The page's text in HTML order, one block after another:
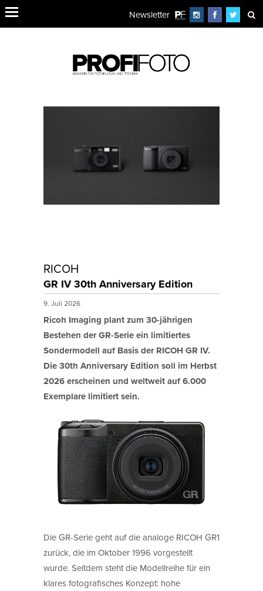
Newsletter
RICOH
GR IV 30th Anniversary Edition
9. Juli 2026
Ricoh Imaging plant zum 30-jährigen
Bestehen der GR-Serie ein limitiertes
Sondermodell auf Basis der RICOH GR IV.
Die 30th Anniversary Edition soll im Herbst
2026 erscheinen und weltweit auf 6.000
Exemplare limitiert sein.
Die GR-Serie geht auf die analoge RICOH GR1
zurück, die im Oktober 1996 vorgestellt
wurde. Seitdem steht die Modellreihe für ein
klares fotografisches Konzept: hohe